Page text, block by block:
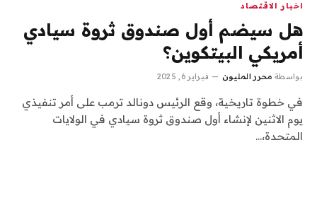
اخبار الاقتصاد
هل سيضم أول صندوق ثروة سيادي
أمريكي البيتكوين؟
بواسطة محرر المليون فبراير 6, 2025
في خطوة تاريخية، وقع الرئيس دونالد ترمب على أمر تنفيذي
يوم الاثنين لإنشاء أول صندوق ثروة سيادي في الولايات
المتحدة،…